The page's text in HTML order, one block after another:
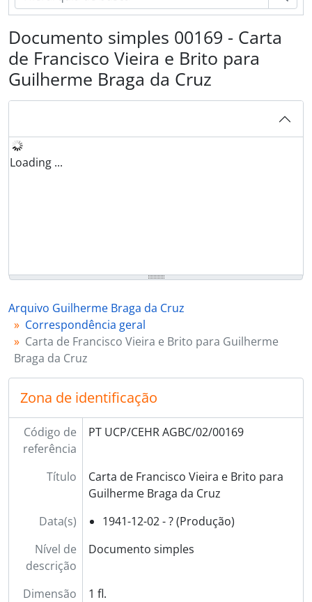
Documento simples 00169 - Carta
de Francisco Vieira e Brito para
Guilherme Braga da Cruz
Loading ...
Arquivo Guilherme Braga da Cruz
Correspondência geral
Carta de Francisco Vieira e Brito para Guilherme
Braga da Cruz
Zona de identificação
Código de
referência
PT UCP/CEHR AGBC/02/00169
Título
Carta de Francisco Vieira e Brito para
Guilherme Braga da Cruz
Data(s)
1941-12-02 - ? (Produção)
Nível de
descrição
Documento simples
Dimensão
1 fl.